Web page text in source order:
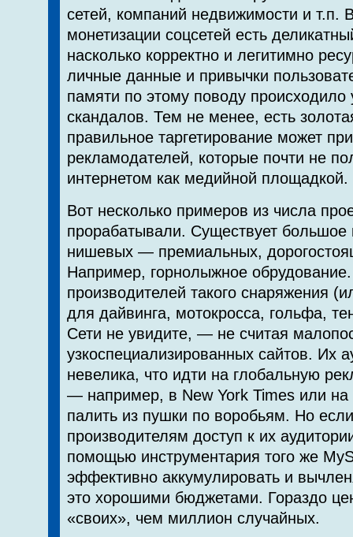
сетей, компаний недвижимости и т.п.
монетизации соцсетей есть
насколько корректно и легитимно
личные данные и привычки
памяти по этому поводу
скандалов. Тем не менее, есть
правильное таргетирование может
рекламодателей, которые почти не
интернетом как медийной площадкой.
Вот несколько примеров из числа
прорабатывали. Существует большое
нишевых — премиальных,
Например, горнолыжное
производителей такого снаряжения
для дайвинга, мотокросса, гольфа,
Сети не увидите, — не считая
узкоспециализированных сайтов. Их
невелика, что идти на глобальную
— например, в New York Times или
палить из пушки по воробьям. Но
производителям доступ к их
помощью инструментария того же
эффективно аккумулировать и
это хорошими бюджетами. Гораздо
«своих», чем миллион случайных.